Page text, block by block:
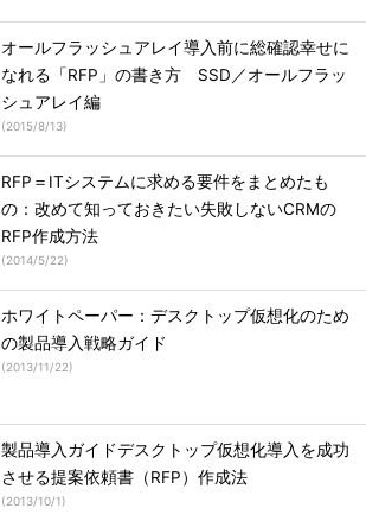
オールフラッシュアレイ導入前に総確認幸せに
なれる「RFP」の書き方 SSD／オールフラッ
シュアレイ編
(2015/8/13)
RFP＝ITシステムに求める要件をまとめたも
の：改めて知っておきたい失敗しないCRMの
RFP作成方法
(2014/5/22)
ホワイトペーパー：デスクトップ仮想化のため
の製品導入戦略ガイド
(2013/11/22)
製品導入ガイドデスクトップ仮想化導入を成功
させる提案依頼書（RFP）作成法
(2013/10/1)